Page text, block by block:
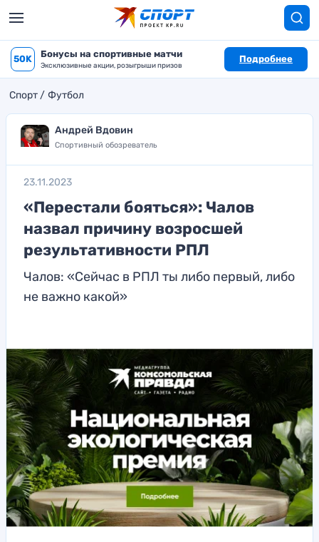
50K Бонусы на спортивные матчи
Эксклюзивные акции, розыгрыши призов
Подробнее
Спорт Футбол
Андрей Вдовин
Спортивный обозреватель
23.11.2023
«Перестали бояться»: Чалов
назвал причину возросшей
результативности РПЛ
Чалов: «Сейчас в РПЛ ты либо первый, либо
не важно какой»